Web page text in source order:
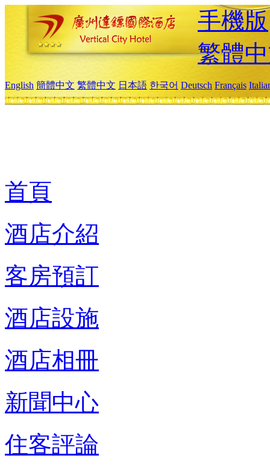
手機版
繁體
English 簡體中文 繁體中文 日本語 한국어 Deutsch Français
首頁
酒店介紹
客房預訂
酒店設施
酒店相冊
新聞中心
住客評論